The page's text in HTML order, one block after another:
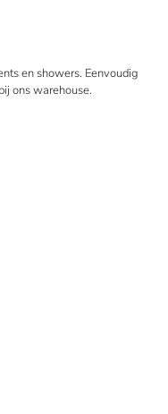
en showers. Eenvoudig
ons warehouse.